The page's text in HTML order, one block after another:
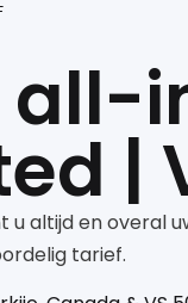
all-
|
u altijd en overal
tarief.